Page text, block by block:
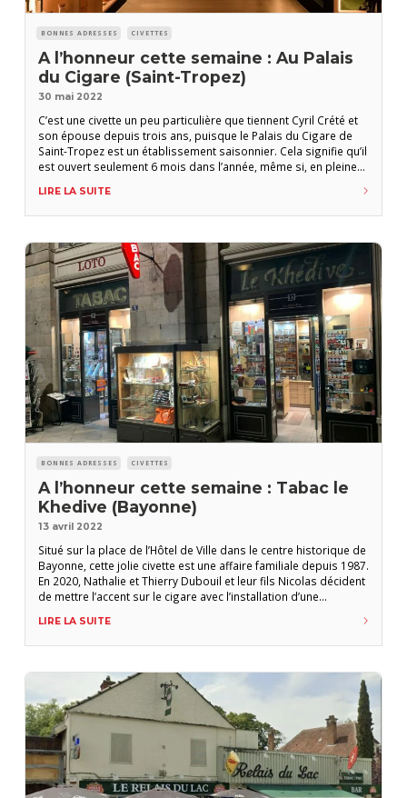
BONNES ADRESSES CIVETTES
A l’honneur cette semaine : Au Palais
du Cigare (Saint-Tropez)
30 mai 2022
C’est une civette un peu particulière que tiennent Cyril Crété et
son épouse depuis trois ans, puisque le Palais du Cigare de
Saint-Tropez est un établissement saisonnier. Cela signifie qu’il
est ouvert seulement 6 mois dans l’année, même si, en pleine
saison 2022 démarre avec une nouvelle cave. En effet,
LIRE LA SUITE
BONNES ADRESSES CIVETTES
A l’honneur cette semaine : Tabac le
Khedive (Bayonne)
13 avril 2022
Situé sur la place de l’Hôtel de Ville dans le centre historique de
Bayonne, cette jolie civette est une affaire familiale depuis 1987.
En 2020, Nathalie et Thierry Dubouil et leur fils Nicolas décident
de mettre l’accent sur le cigare avec l’installation d’une
L’établissement propose également de nombreux accessoires
pour fumeurs de
LIRE LA SUITE